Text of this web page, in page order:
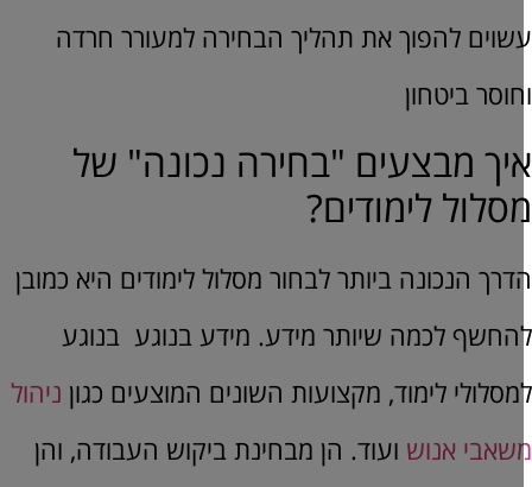
להפוך את תהליך הבחירה למעורר חרדה
ביטחון
מבצעים "בחירה נכונה" של
לימודים?
הנכונה ביותר לבחור מסלול לימודים היא כמובן
לכמה שיותר מידע. מידע בנוגע בנוגע
לימוד, מקצועות השונים המוצעים כגון ניהול
אנושועוד. הן מבחינת ביקוש העבודה, והן